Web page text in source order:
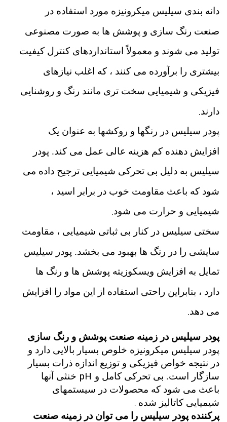
دانه بندی سیلیس میکرونیزه مورد استفاده در
صنعت رنگ سازی و پوشش ها به صورت مصنوعی
تولید می شوند و معمولاً استانداردهای کنترل کیفیت
بیشتری را برآورده می کنند ، که اغلب نیازهای
فیزیکی و شیمیایی سخت تری مانند رنگ و روشنایی
دارند.
پودر سیلیس در رنگها و روکشها به عنوان یک
افزایش دهنده کم هزینه عالی عمل می کند. پودر
سیلیس به دلیل بی تحرکی شیمیایی ترجیح داده می
شود که باعث مقاومت خوب در برابر اسید ،
شیمیایی و حرارت می شود.
سختی سیلیس در کنار بی ثباتی شیمیایی ، مقاومت
سایشی را در رنگ ها بهبود می بخشد. پودر سیلیس
تمایل به افزایش ویسکوزیته پوشش ها و رنگ ها
دارد ، بنابراین راحتی استفاده از این مواد را افزایش
می دهد.
پودر سیلیس در زمینه صنعت پوشش و رنگ سازی
پودر سیلیس میکرونیزه خلوص بسیار بالایی دارد و
در نتیجه خواص فیزیکی و توزیع اندازه ذرات بسیار
سازگار است. بی تحرکی کامل وpH
خنثی آنها
باعث می شود که محصولات در سیستمهای
شیمیایی کاتالیز شده .
پرکننده پودر سیلیس را می توان در زمینه صنعت